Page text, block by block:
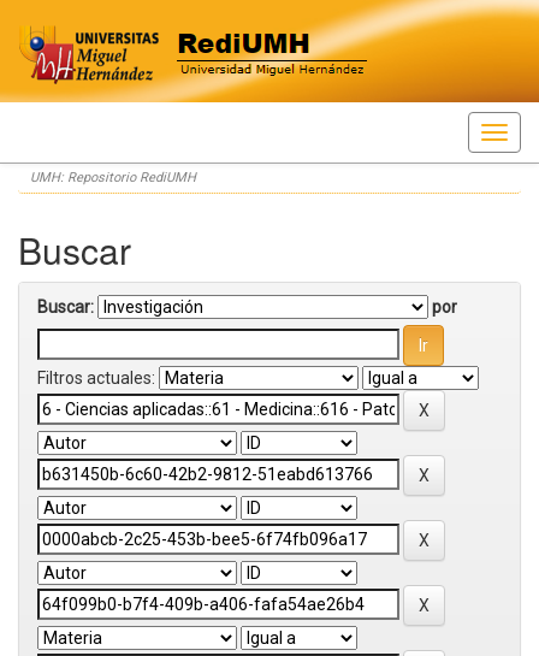
Skip
navigation
UMH: Repositorio RediUMH
Buscar
Buscar: por
Filtros actuales: